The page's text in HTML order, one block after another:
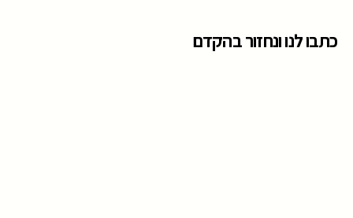
כתבו לנו ונחזור בהקדם